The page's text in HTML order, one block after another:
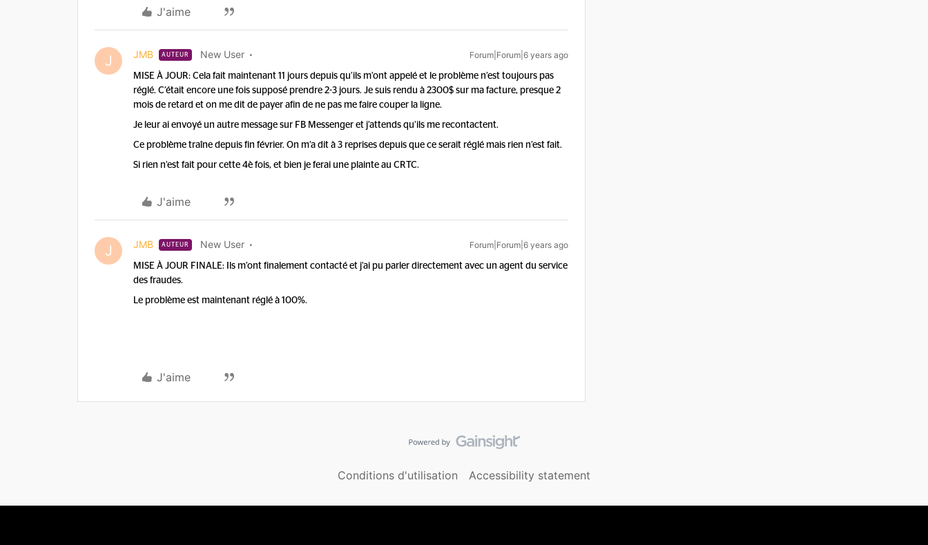
J'aime
J JMB AUTEUR New User Forum|Forum|6 years ago
MISE À JOUR: Cela fait maintenant 11 jours depuis qu’ils m’ont appelé et le problème n’est toujours pas
réglé. C’était encore une fois supposé prendre 2-3 jours. Je suis rendu à 2300$ sur ma facture, presque 2
mois de retard et on me dit de payer afin de ne pas me faire couper la ligne.
Je leur ai envoyé un autre message sur FB Messenger et j’attends qu’ils me recontactent.
Ce problème traîne depuis fin février. On m’a dit à 3 reprises depuis que ce serait réglé mais rien n’est fait.
Si rien n’est fait pour cette 4è fois, et bien je ferai une plainte au CRTC.
J'aime
J JMB AUTEUR New User Forum|Forum|6 years ago
MISE À JOUR FINALE: Ils m’ont finalement contacté et j’ai pu parler directement avec un agent du service
des fraudes.
Le problème est maintenant réglé à 100%.
J'aime
Conditions d'utilisation Accessibility statement